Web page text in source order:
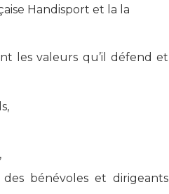
Handisport et la la
les valeurs qu’il défend et
bénévoles et dirigeants